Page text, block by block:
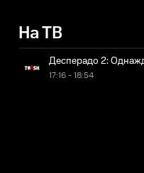
На ТВ
Десперадо 2:
17:16 - 18:54